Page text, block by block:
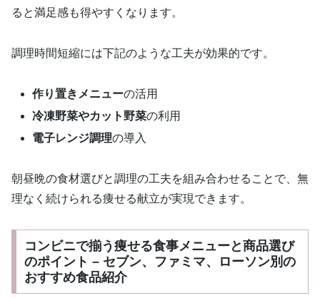
ると満足感も得やすくなります。
調理時間短縮には下記のような工夫が効果的です。
作り置きメニューの活用
冷凍野菜やカット野菜の利用
電子レンジ調理の導入
朝昼晩の食材選びと調理の工夫を組み合わせることで、無
理なく続けられる痩せる献立が実現できます。
コンビニで揃う痩せる食事メニューと商品選び
のポイント – セブン、ファミマ、ローソン別の
おすすめ食品紹介